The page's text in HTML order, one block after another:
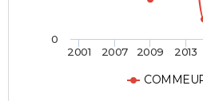
2001 2007 2009 2013
0